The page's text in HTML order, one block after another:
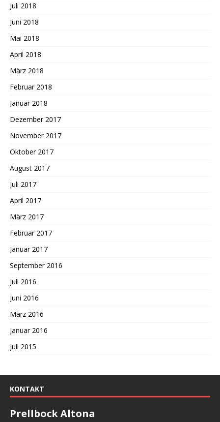
Juli 2018
Juni 2018
Mai 2018
April 2018
März 2018
Februar 2018
Januar 2018
Dezember 2017
November 2017
Oktober 2017
August 2017
Juli 2017
April 2017
März 2017
Februar 2017
Januar 2017
September 2016
Juli 2016
Juni 2016
März 2016
Januar 2016
Juli 2015
KONTAKT
Prellbock Altona